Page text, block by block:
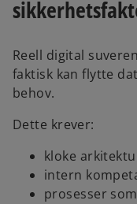
Reell digital
faktisk kan flytte
behov.
Dette krever:
kloke
intern
prosesser